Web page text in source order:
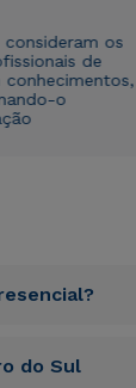
os
de
conhecimentos,
o
vitae dicta
do Sul
aPolítica de
sejam
aPolítica de
sejam